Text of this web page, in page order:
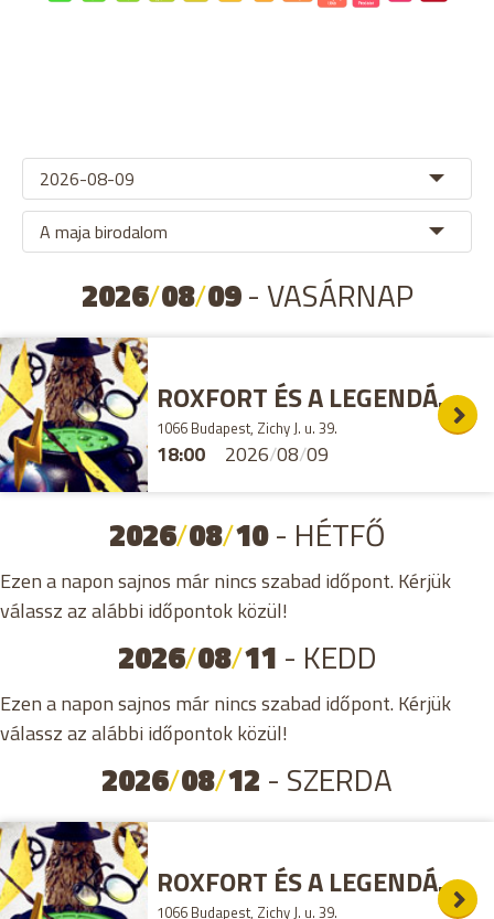
2026/08/09- VASÁRNAP
2026/08/09
18:00
ROXFORT ÉS A LEGENDÁS ÁLLATOK SZABADULÓSZOBA
1066 Budapest, Zichy J. u. 39.
2026/08/10- HÉTFŐ
Ezen a napon sajnos már nincs szabad időpont. Kérjük
válassz az alábbi időpontok közül!
2026/08/11 - KEDD
Ezen a napon sajnos már nincs szabad időpont. Kérjük
válassz az alábbi időpontok közül!
2026/08/12 - SZERDA
ROXFORT ÉS A LEGENDÁS ÁLLATOK SZABADULÓSZOBA
1066 Budapest, Zichy J. u. 39.